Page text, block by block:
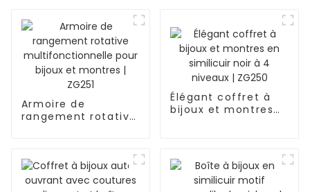
Armoire de
rangement rotative
Élégant coffret à
bijoux et montres